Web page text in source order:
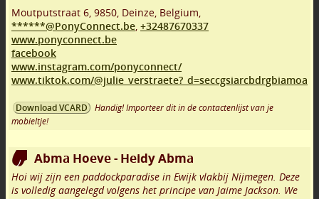
Moutputstraat 6, 9850, Deinze, Belgium,
******@PonyConnect.be, +32487670337
www.ponyconnect.be
facebook
www.instagram.com/ponyconnect/
www.tiktok.com/@julie_verstraete?_d=seccgsiarcbdrgbiamoa
Download VCARD
Handig! Importeer dit in de contactenlijst van je
mobieltje!
Abma Hoeve - Heidy Abma
Hoi wij zijn een paddockparadise in Ewijk vlakbij Nijmegen. Deze
is volledig aangelegd volgens het principe van Jaime Jackson. We